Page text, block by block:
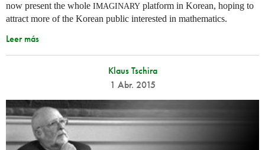
now present the whole IMAGINARY platform in Korean, hoping to
attract more of the Korean public interested in mathematics.
Leer más
Klaus Tschira
1 Abr. 2015